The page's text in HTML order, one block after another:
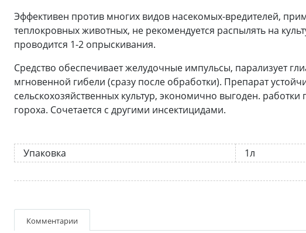
Эффективен против многих видов насекомых-вредителей,
теплокровных животных, не рекомендуется распылять на
проводится 1-2 опрыскивания.
Средство обеспечивает желудочные импульсы, парализует
мгновенной гибели (сразу после обработки). Препарат
сельскохозяйственных культур, экономично выгоден.
гороха. Сочетается с другими инсектицидами.
Упаковка 1л
Комментарии